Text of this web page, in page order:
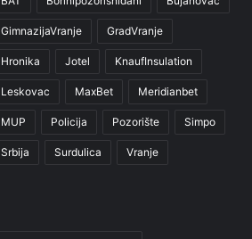
GimnazijaVranje GradVranje
Hronika Jotel KnaufInsulation
Leskovac MaxBet Meridianbet
MUP Policija Pozorište Simpo
Srbija Surdulica Vranje